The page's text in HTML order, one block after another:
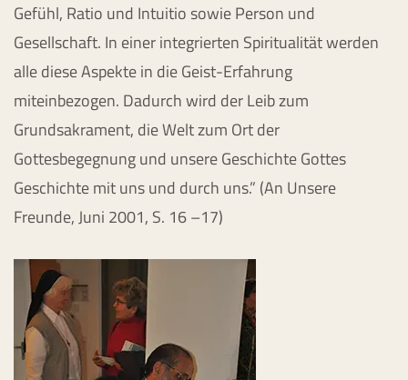
Gefühl, Ratio und Intuitio sowie Person und
Gesellschaft. In einer integrierten Spiritualität werden
alle diese Aspekte in die Geist-Erfahrung
miteinbezogen. Dadurch wird der Leib zum
Grundsakrament, die Welt zum Ort der
Gottesbegegnung und unsere Geschichte Gottes
Geschichte mit uns und durch uns.” (An Unsere
Freunde, Juni 2001, S. 16 –17)